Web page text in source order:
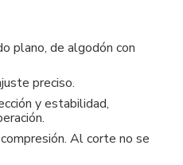
plano, de algodón con
preciso.
y estabilidad,
Al corte no se